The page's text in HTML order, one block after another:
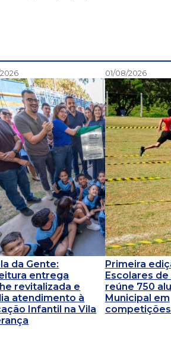
da Gente:
entrega
revitalizada e
atendimento à
Infantil na Vila
01/08/2026
Primeira
Escolares de
reúne 750
Municipal em